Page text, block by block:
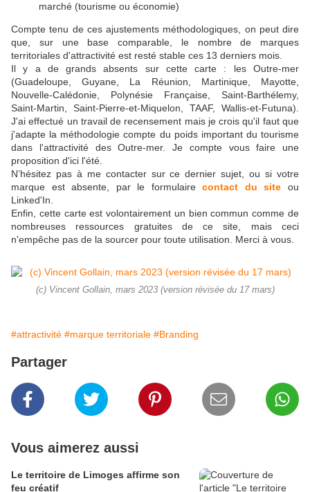
marché (tourisme ou économie)
Compte tenu de ces ajustements méthodologiques, on peut dire
que, sur une base comparable, le nombre de marques
territoriales d'attractivité est resté stable ces 13 derniers mois.
Il y a de grands absents sur cette carte : les Outre-mer
(Guadeloupe, Guyane, La Réunion, Martinique, Mayotte,
Nouvelle-Calédonie, Polynésie Française, Saint-Barthélemy,
Saint-Martin, Saint-Pierre-et-Miquelon, TAAF, Wallis-et-Futuna).
J'ai effectué un travail de recensement mais je crois qu'il faut que
j'adapte la méthodologie compte du poids important du tourisme
dans l'attractivité des Outre-mer. Je compte vous faire une
proposition d'ici l'été.
N’hésitez pas à me contacter sur ce dernier sujet, ou si votre
marque est absente, par le formulairecontact du site ou
Linked'In.
Enfin, cette carte est volontairement un bien commun comme de
nombreuses ressources gratuites de ce site, mais ceci
n'empêche pas de la sourcer pour toute utilisation. Merci à vous.
(c) Vincent Gollain, mars 2023 (version révisée du 17 mars)
#attractivité #marque territoriale #Branding
Partager
Vous aimerez aussi
Le territoire de Limoges affirme son
feu créatif